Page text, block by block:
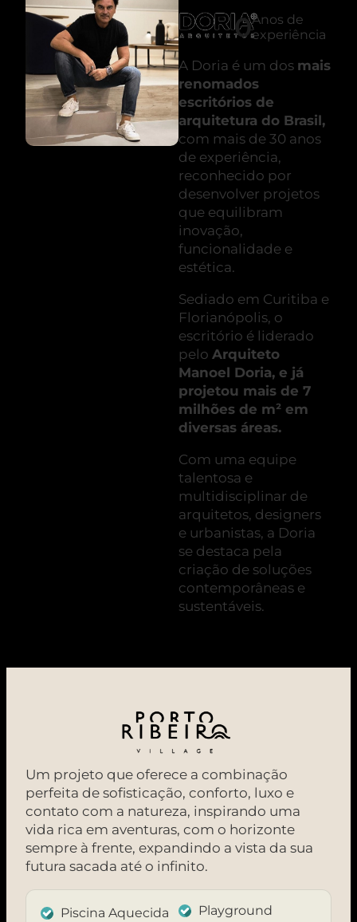
Anos de
experiência
0
A Doria é um dos mais
renomados
escritórios de
arquitetura do Brasil,
com mais de 30 anos
de experiência,
reconhecido por
desenvolver projetos
que equilibram
inovação,
funcionalidade e
estética.
Sediado em Curitiba e
Florianópolis, o
escritório é liderado
pelo Arquiteto
Manoel Doria, e já
projetou mais de 7
milhões de m² em
diversas áreas.
Com uma equipe
talentosa e
multidisciplinar de
arquitetos, designers
e urbanistas, a Doria
se destaca pela
criação de soluções
contemporâneas e
sustentáveis.
Um projeto que oferece a combinação
perfeita de sofisticação, conforto, luxo e
contato com a natureza, inspirando uma
vida rica em aventuras, com o horizonte
sempre à frente, expandindo a vista da sua
futura sacada até o infinito.
Piscina Aquecida Playground